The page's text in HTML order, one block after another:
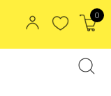
0